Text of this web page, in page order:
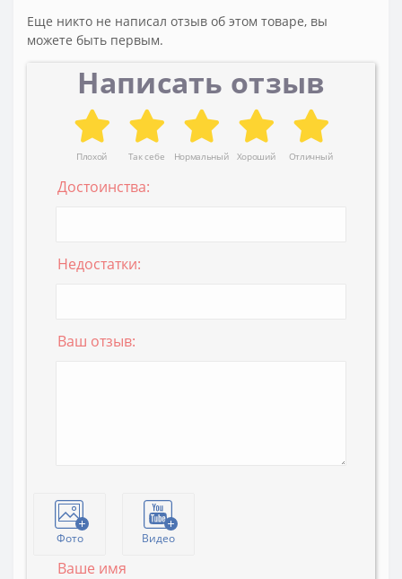
Еще никто не написал отзыв об этом товаре, вы
можете быть первым.
Написать отзыв
Плохой Так себе Нормальный Хороший Отличный
Достоинства:
Недостатки:
Ваш отзыв:
Фото Видео
Ваше имя